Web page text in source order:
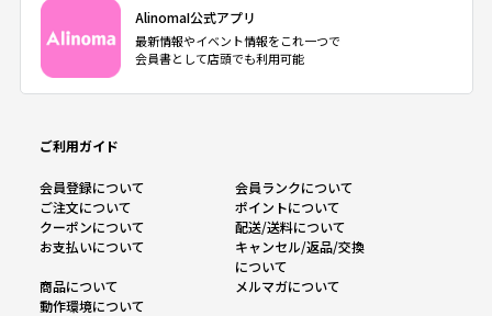
AlinomaI公式アプリ
最新情報やイベント情報をこれ一つで
会員書として店頭でも利用可能
ご利用ガイド
会員登録について
会員ランクについて
ご注文について
ポイントについて
クーポンについて
配送/送料について
お支払いについて
キャンセル/返品/交換
について
商品について
メルマガについて
動作環境について